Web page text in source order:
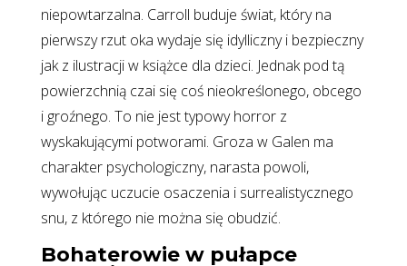
niepowtarzalna. Carroll buduje świat, który na
pierwszy rzut oka wydaje się idylliczny i bezpieczny
jak z ilustracji w książce dla dzieci. Jednak pod tą
powierzchnią czai się coś nieokreślonego, obcego
i groźnego. To nie jest typowy horror z
wyskakującymi potworami. Groza w Galen ma
charakter psychologiczny, narasta powoli,
wywołując uczucie osaczenia i surrealistycznego
snu, z którego nie można się obudzić.
Bohaterowie w pułapce